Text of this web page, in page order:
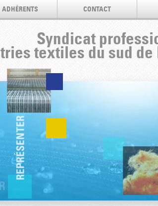
Syndicat
textiles du sud de
ADHÉRENTS CONTACT